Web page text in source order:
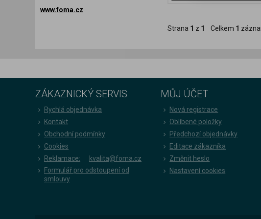
www.foma.cz
Strana 1 z 1 Celkem 1
ZÁKAZNICKÝ SERVIS
Rychlá objednávka
Kontakt
Obchodní podmínky
Cookies
Reklamace:
kvalita@foma.cz
Formulář pro odstoupení od
smlouvy
MŮJ ÚČET
Nová registrace
Oblíbené položky
Předchozí objednávky
Editace zákazníka
Změnit heslo
Nastavení cookies